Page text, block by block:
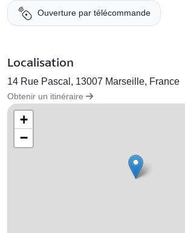
Ouverture par télécommande
Localisation
14 Rue Pascal, 13007 Marseille, France
Obtenir un itinéraire
+
−